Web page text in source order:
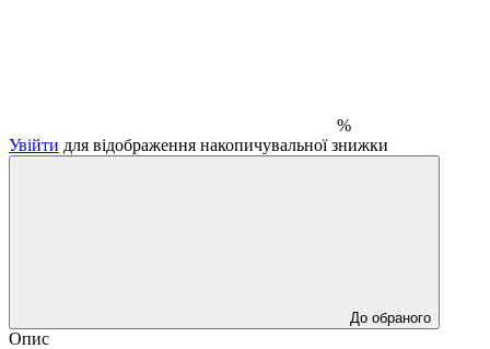
%
Увійти для відображення накопичувальної знижки
До обраного
Опис